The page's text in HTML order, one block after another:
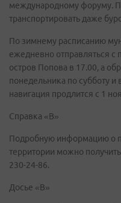
международному форуму.
транспортировать даже
По зимнему расписанию
ежедневно отправляться с
остров Попова в 17.00, а
понедельника по субботу
навигация продлится с 1
Справка «В»
Подробную информацию о
территории можно
230-24-86.
Досье «В»